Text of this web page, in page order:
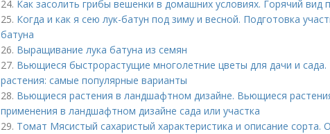
24. Как засолить грибы вешенки в домашних условиях. Горячий вид
25. Когда и как я сею лук-батун под зиму и весной. Подготовка
батуна
26. Выращивание лука батуна из семян
27. Вьющиеся быстрорастущие многолетние цветы для дачи и
растения: самые популярные варианты
28. Вьющиеся растения в ландшафтном дизайне. Вьющиеся
применения в ландшафтном дизайне сада или участка
29. Томат Мясистый сахаристый характеристика и описание сорта.